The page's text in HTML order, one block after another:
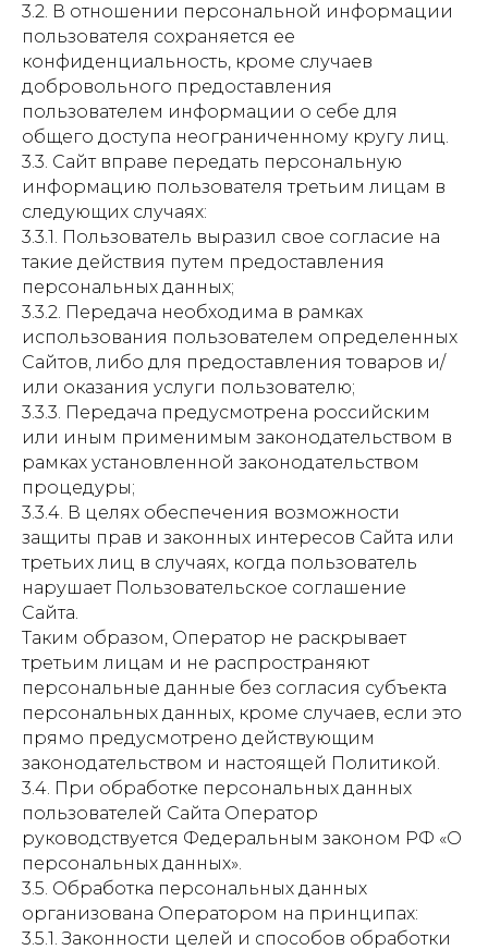
3.2. В отношении персональной информации
пользователя сохраняется ее
конфиденциальность, кроме случаев
добровольного предоставления
пользователем информации о себе для
общего доступа неограниченному кругу лиц.
3.3. Сайт вправе передать персональную
информацию пользователя третьим лицам в
следующих случаях:
3.3.1. Пользователь выразил свое согласие на
такие действия путем предоставления
персональных данных;
3.3.2. Передача необходима в рамках
использования пользователем определенных
Сайтов, либо для предоставления товаров и/
или оказания услуги пользователю;
3.3.3. Передача предусмотрена российским
или иным применимым законодательством в
рамках установленной законодательством
процедуры;
3.3.4. В целях обеспечения возможности
защиты прав и законных интересов Сайта или
третьих лиц в случаях, когда пользователь
нарушает Пользовательское соглашение
Сайта.
Таким образом, Оператор не раскрывает
третьим лицам и не распространяют
персональные данные без согласия субъекта
персональных данных, кроме случаев, если это
прямо предусмотрено действующим
законодательством и настоящей Политикой.
3.4. При обработке персональных данных
пользователей Сайта Оператор
руководствуется Федеральным законом РФ «О
персональных данных».
3.5. Обработка персональных данных
организована Оператором на принципах:
3.5.1. Законности целей и способов обработки